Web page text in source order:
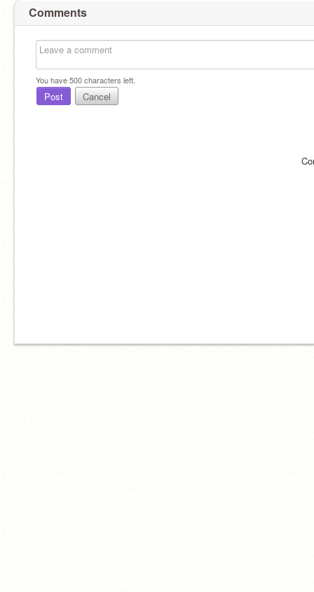
Comments
You have500characters left.
Post Cancel